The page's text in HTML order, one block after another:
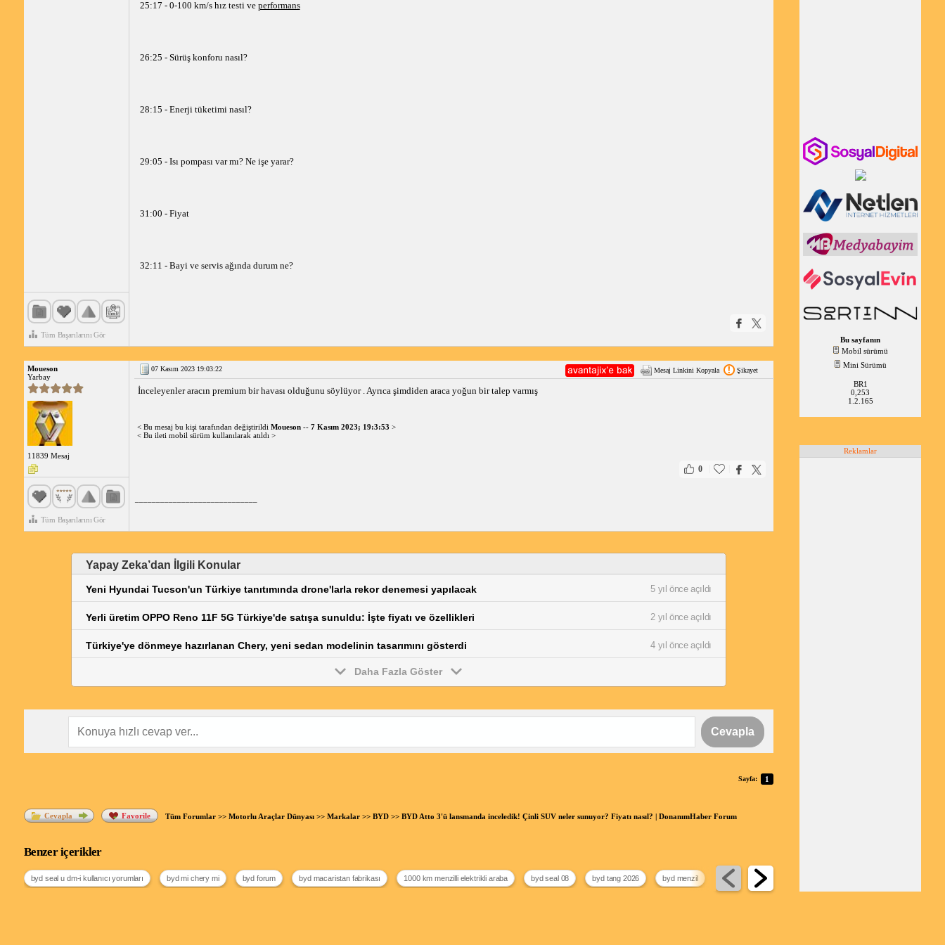
Tüm Başarılarını Gör
25:17 - 0-100 km/s hız testi ve performans
26:25 - Sürüş konforu nasıl?
28:15 - Enerji tüketimi nasıl?
29:05 - Isı pompası var mı? Ne işe yarar?
31:00 - Fiyat
32:11 - Bayi ve servis ağında durum ne?
Moueson
Yarbay
11839 Mesaj
Tüm Başarılarını Gör
07 Kasım 2023 19:03:22 Mesaj Linkini Kopyala Şikayet
İnceleyenler aracın premium bir havası olduğunu söylüyor . Ayrıca şimdiden araca yoğun bir talep varmış
< Bu mesaj bu kişi tarafından değiştirildi Moueson-- 7 Kasım 2023; 19:3:53 >
< Bu ileti mobil sürüm kullanılarak atıldı >
0
Yapay Zeka’dan İlgili Konular
Yeni Hyundai Tucson'un Türkiye tanıtımında drone'larla rekor denemesi yapılacak 5 yıl önce açıldı
Yerli üretim OPPO Reno 11F 5G Türkiye'de satışa sunuldu: İşte fiyatı ve özellikleri 2 yıl önce açıldı
Türkiye'ye dönmeye hazırlanan Chery, yeni sedan modelinin tasarımını gösterdi 4 yıl önce açıldı
Daha Fazla Göster
Cevapla
Sayfa: 1
Cevapla Favorile Tüm Forumlar>> Motorlu Araçlar Dünyası>> Markalar>> BYD>> BYD Atto 3'ü lansmanda inceledik! Çinli SUV neler sunuyor? Fiyatı nasıl? | DonanımHaber Forum
Benzer içerikler
byd seal u dm-i kullanıcı yorumları byd mi chery mi byd forum byd macaristan fabrikası 1000 km menzilli elektrikli araba byd seal 08 byd tang 2026 byd menzil
Bu sayfanın
Mobil sürümü
Mini Sürümü
BR1
0,253
1.2.165
Reklamlar